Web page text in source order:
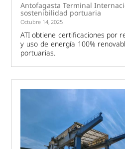
Antofagasta Terminal
sostenibilidad portuaria
Octubre 14, 2025
ATI obtiene certificaciones por
y uso de energía 100%
portuarias.